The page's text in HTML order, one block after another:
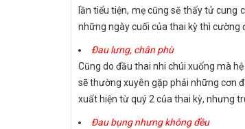
lần tiểu tiện, mẹ cũng sẽ thấy tử cung
những ngày cuối của thai kỳ thì cường
Đau lưng, chân phù
Cũng do đầu thai nhi chúi xuống mà
sẽ thường xuyên gặp phải những cơn
xuất hiện từ quý 2 của thai kỳ, nhưng
Đau bụng nhưng không đều